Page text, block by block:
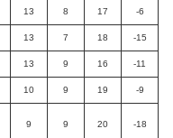
13 8 17 -6
13 7 18 -15
13 9 16 -11
10 9 19 -9
9 9 20 -18